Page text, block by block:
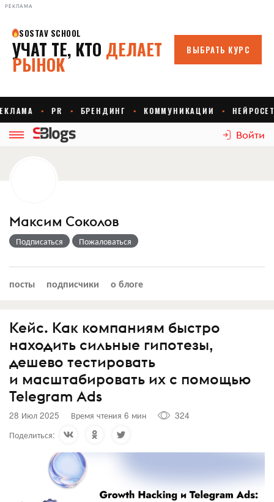
РЕКЛАМА
Войти
Максим Соколов
Подписаться Пожаловаться
посты подписчики о блоге
Кейс. Как компаниям быстро
находить сильные гипотезы,
дешево тестировать
и масштабировать их с помощью
Telegram Ads
28 Июл 2025 Время чтения 6 мин
324
Поделиться: